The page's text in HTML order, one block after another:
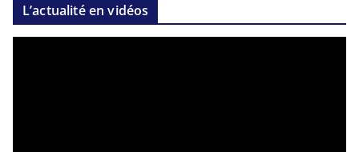
L’actualité en vidéos